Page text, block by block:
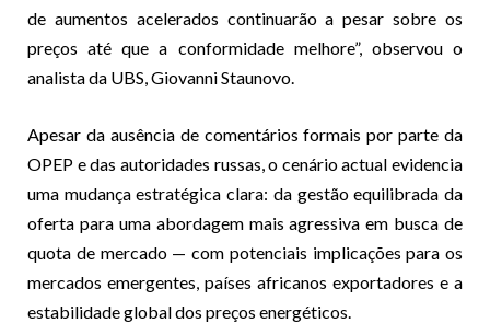
de aumentos acelerados continuarão a pesar sobre os
preços até que a conformidade melhore”, observou o
analista da UBS, Giovanni Staunovo.
Apesar da ausência de comentários formais por parte da
OPEP e das autoridades russas, o cenário actual evidencia
uma mudança estratégica clara: da gestão equilibrada da
oferta para uma abordagem mais agressiva em busca de
quota de mercado — com potenciais implicações para os
mercados emergentes, países africanos exportadores e a
estabilidade global dos preços energéticos.